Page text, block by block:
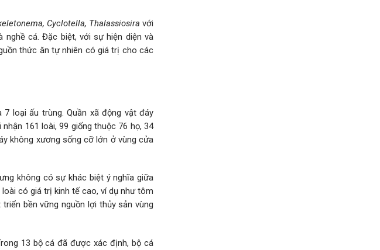
Cyclotella, Thalassiosira với
nghề cá. Đặc biệt, với sự hiện diện và
thức ăn tự nhiên có giá trị cho các
loại ấu trùng. Quần xã động vật đáy
161 loài, 99 giống thuộc 76 họ, 34
không xương sống cỡ lớn ở vùng cửa
không có sự khác biệt ý nghĩa giữa
có giá trị kinh tế cao, ví dụ như tôm
bền vững nguồn lợi thủy sản vùng
13 bộ cá đã được xác định, bộ cá